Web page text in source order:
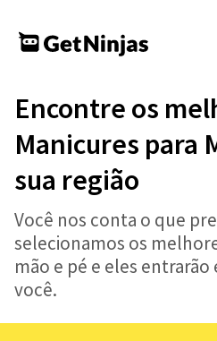
Encontre os
Manicures para
sua região
Você nos conta o que
selecionamos os
mão e pé e eles
você.